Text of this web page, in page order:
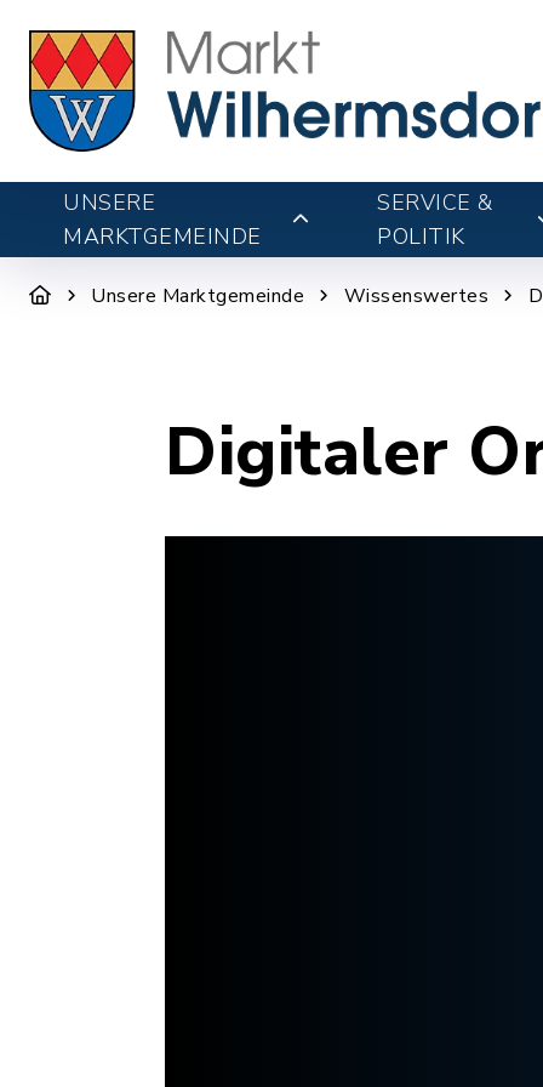
UNSERE
MARKTGEMEINDE
SERVICE &
POLITIK
Unsere Marktgemeinde Wissenswertes
Digitaler